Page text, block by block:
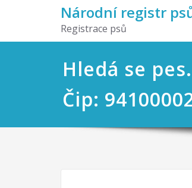
Národní registr
Registrace psů
Hledá se pes.
Čip: